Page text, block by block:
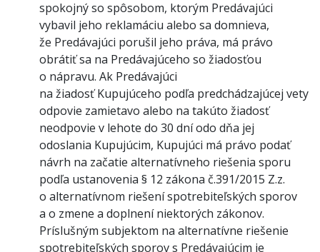
spokojný so spôsobom, ktorým Predávajúci
vybavil jeho reklamáciu alebo sa domnieva,
že Predávajúci porušil jeho práva, má právo
obrátiť sa na Predávajúceho so žiadosťou
o nápravu. Ak Predávajúci
na žiadosť Kupujúceho podľa predchádzajúcej vety
odpovie zamietavo alebo na takúto žiadosť
neodpovie v lehote do 30 dní odo dňa jej
odoslania Kupujúcim, Kupujúci má právo podať
návrh na začatie alternatívneho riešenia sporu
podľa ustanovenia § 12 zákona č.391/2015 Z.z.
o alternatívnom riešení spotrebiteľských sporov
a o zmene a doplnení niektorých zákonov.
Príslušným subjektom na alternatívne riešenie
spotrebiteľských sporov s Predávajúcim je